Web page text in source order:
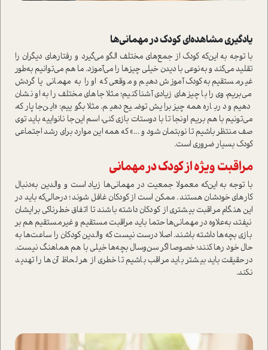
یادگیری مشاهده‌ای کودک در مهمانی‌ها
با توجه به این‌که کودک از جمع‌های مختلف الگو می‌گیرد و رفتار‌های دیگران را
تقلید می‌کند و به‌نوعی با دیدن خیلی چیزها را مي‌آموزد. ما هم‌ مي‌توانيم به‌طور
غیر‌مستقیم به کودک آموزش دهیم‌ و موقعی که او را به مهمانی یا گردش
می‌بریم، وی را با چیز‌های زیادی آشنا کنیم؛ مثلا جاهای مختلف را به او نشان
دهیم و درباره همه‌چیز برایش توضیح دهیم. مثلا بگوییم: «این‌جا پارکه،
می‌تونیم‌ با هم بریم اونجا تا‌ با دوستات بازی کنی‌، اسم این‌جا نانواییه باید توی
صف منتظر باشیم تا نوبتمان شود و ...» که همه این موارد برای رشد اجتماعی
کودک بسیار ضروری ا‌ست.
مراقبت ویژه از کودک در مهمانی
با توجه به‌ این‌که معمولا جمعیت در مهمانی‌ها زیاد ا‌ست و والدین به‌دنبال
کارهای خودشان هستند‌. ممکن ا‌ست از کودکان غافل شوند‌؛ در‌حالی‌که باید در
این هنگام‌ مراقبت بیشتری از کودکان داشته باشند تا اتفاق خطرناکی برایشان
نیفتد، به‌علاوه در مهمانی‌ها حتما باید مراقبت مستقیم و غیر‌مستقیم هم بر
بازی بچه‌ها داشته باشند. اصلا در‌ست نیست که والدین‌ كودكان را ساعت‌ها به
حال‌ خود رها کنند؛ خصوصا اگر سن‌و‌سال بچه‌ها خیلی با هم هماهنگ نیست.
در‌حقیقت باید بیشتر باید مراقب باشیم تا خطری از هر لحاظ آن‌ها را تهدید
نکند.